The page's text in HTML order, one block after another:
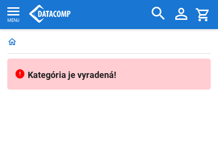
Kategória je vyradená!